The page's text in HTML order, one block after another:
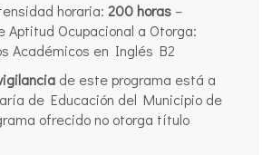
horaria: 200 horas –
Aptitud Ocupacional a Otorga:
Académicos en Inglés B2
de este programa está a
de Educación del Municipio de
ofrecido no otorga título